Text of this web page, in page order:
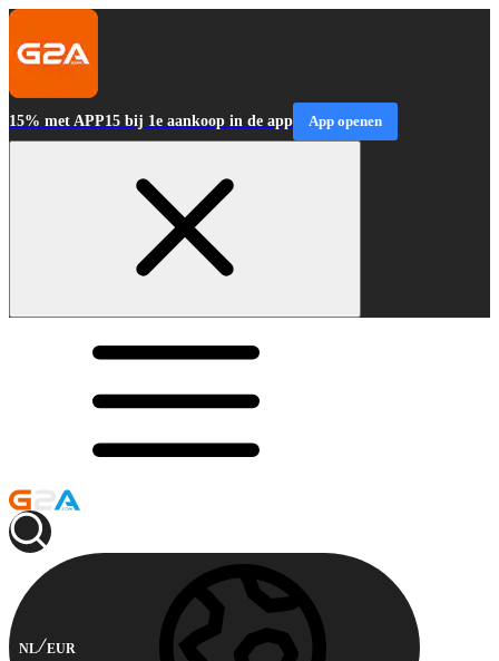
15% met APP15 bij 1e aankoop in de app App openen
NL EUR